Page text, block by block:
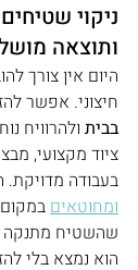
ניקוי
ותוצאה
היום אין צורך
חיצוני. אפשר
בבית ולהרוויח
ציוד מקצועי,
בעבודה
ומחוטאים
שהשטיח מתנקה
הוא נמצא בלי